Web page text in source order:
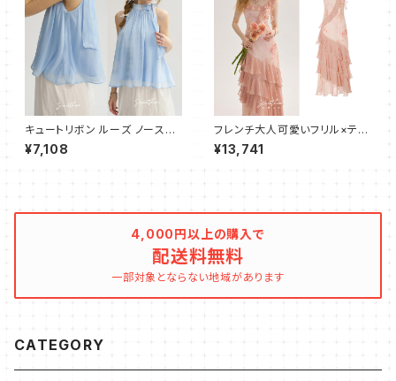
キュートリボン ルーズ ノースリ
ーブブラウス
¥7,108
フレンチ大人可愛いフリル×ティ
アードキャミワンピース
¥13,741
4,000円以上の購入で
配送料無料
一部対象とならない地域があります
CATEGORY